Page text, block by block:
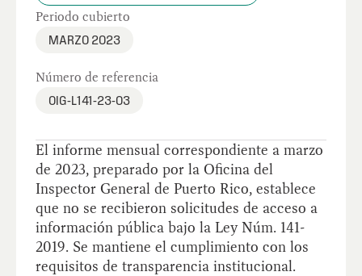
Periodo cubierto
MARZO 2023
Número de referencia
OIG-L141-23-03
El informe mensual correspondiente a marzo
de 2023, preparado por la Oficina del
Inspector General de Puerto Rico, establece
que no se recibieron solicitudes de acceso a
información pública bajo la Ley Núm. 141-
2019. Se mantiene el cumplimiento con los
requisitos de transparencia institucional.